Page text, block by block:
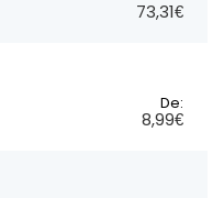
73,31€
De:
8,99€